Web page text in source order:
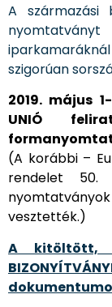
A származási
szigorúan
2019. május
UNIÓ
(A korábbi –
rendelet 50.
vesztették.)
A kitöltött,